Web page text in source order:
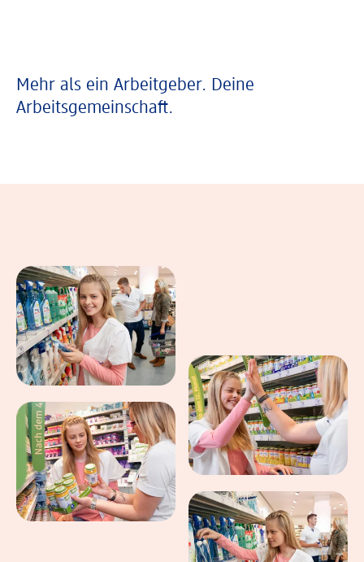
Mehr als ein Arbeitgeber. Deine
Arbeitsgemeinschaft.
Eindrücke aus dem Arbeitsalltag